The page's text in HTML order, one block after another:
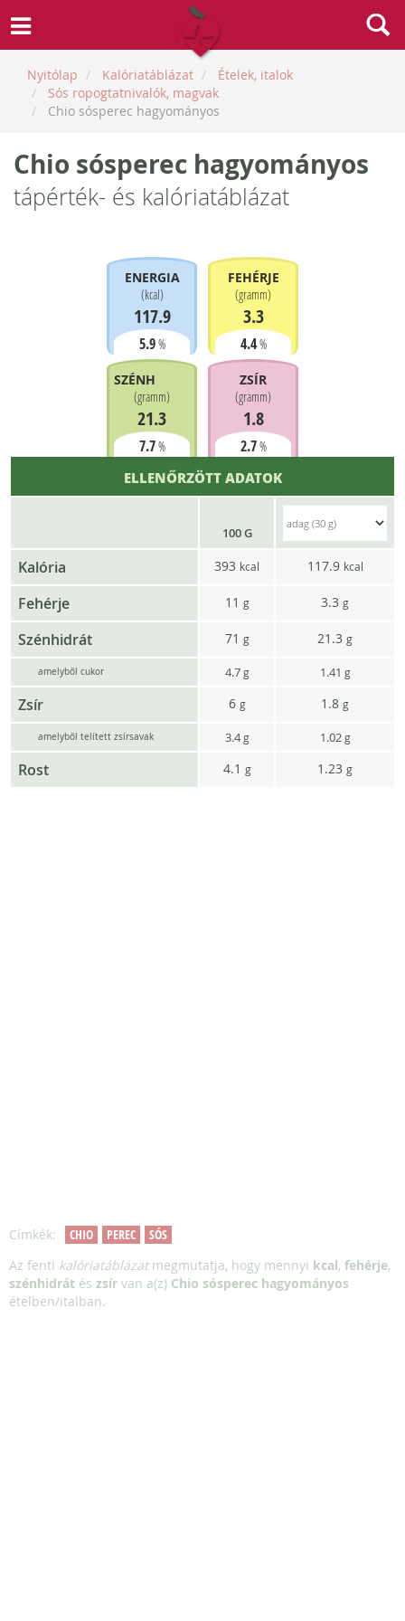
Nyitólap Kalóriatáblázat
Ételek, italok
Sós ropogtatnivalók, magvak
Chio sósperec hagyományos
Chio sósperec hagyományos
tápérték- és kalóriatáblázat
ENERGIA
(kcal)
117.9
5.9%
FEHÉRJE
(gramm)
3.3
4.4%
SZÉNHIDRÁT
(gramm)
21.3
7.7%
ZSÍR
(gramm)
1.8
2.7%
ELLENŐRZÖTT ADATOK
100 G
Kalória 393 kcal 117.9 kcal
Fehérje 11 g 3.3 g
Szénhidrát 71 g 21.3 g
amelyből cukor 4.7g 1.41 g
Zsír 6 g 1.8 g
amelyből telített zsírsavak 3.4g 1.02 g
Rost 4.1 g 1.23 g
Címkék: CHIO PEREC
SÓS
Az fenti kalóriatáblázatmegmutatja, hogy mennyi kcal, fehérje,
szénhidrát és zsír van a(z) Chio sósperec hagyományos
ételben/italban.